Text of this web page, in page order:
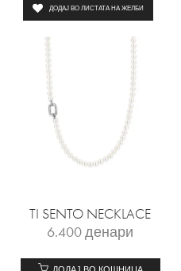
ДОДАЈ ВО ЛИСТАТА НА ЖЕЛБИ
TI SENTO NECKLACE
6.400денари